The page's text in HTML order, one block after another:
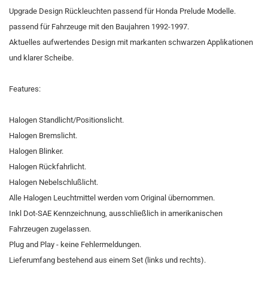
Upgrade Design Rückleuchten passend für Honda Prelude Modelle.
passend für Fahrzeuge mit den Baujahren 1992-1997.
Aktuelles aufwertendes Design mit markanten schwarzen Applikationen
und klarer Scheibe.
Features:
Halogen Standlicht/Positionslicht.
Halogen Bremslicht.
Halogen Blinker.
Halogen Rückfahrlicht.
Halogen Nebelschlußlicht.
Alle Halogen Leuchtmittel werden vom Original übernommen.
Inkl Dot-SAE Kennzeichnung, ausschließlich in amerikanischen
Fahrzeugen zugelassen.
Plug and Play - keine Fehlermeldungen.
Lieferumfang bestehend aus einem Set (links und rechts).